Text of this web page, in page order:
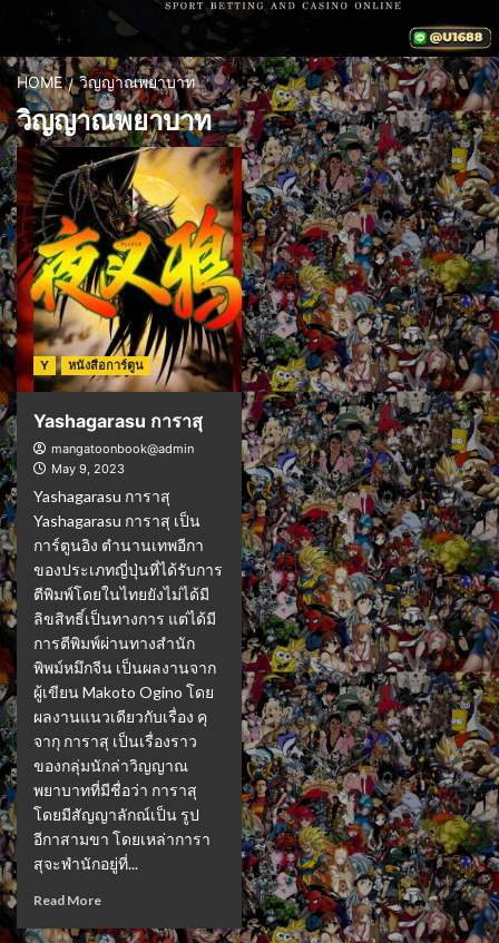
HOME วิญญาณพยาบาท
วิญญาณพยาบาท
Y หนังสือการ์ตูน
Yashagarasu การาสุ
mangatoonbook@admin
May 9, 2023
Yashagarasu การาสุ
Yashagarasu การาสุ เป็น
การ์ตูนอิง ตำนานเทพอีกา
ของประเภทญี่ปุ่นที่ได้รับการ
ตีพิมพ์โดยในไทยยังไม่ได้มี
ลิขสิทธิ์เป็นทางการ แต่ได้มี
การตีพิมพ์ผ่านทางสำนัก
พิพม์หมึกจีน เป็นผลงานจาก
ผู้เขียน Makoto Ogino โดย
ผลงานแนวเดียวกับเรื่อง คุ
จากุ การาสุ เป็นเรื่องราว
ของกลุ่มนักล่าวิญญาณ
พยาบาทที่มีชื่อว่า การาสุ
โดยมีสัญญาลักณ์เป็น รูป
อีกาสามขา โดยเหล่าการา
สุจะพำนักอยู่ที่...
Read More